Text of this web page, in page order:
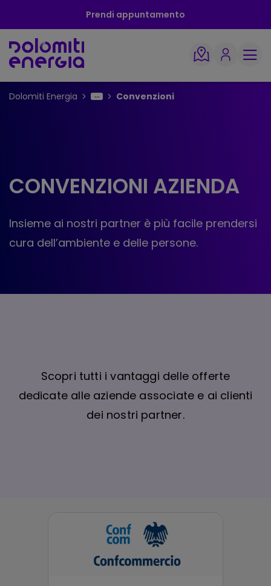
Prendi appuntamento
Dolomiti Energia Convenzioni
CONVENZIONI AZIENDA
Insieme ai nostri partner è più facile prendersi
cura dell’ambiente e delle persone.
Scopri tutti i vantaggi delle offerte
dedicate alle aziende associate e ai clienti
dei nostri partner.